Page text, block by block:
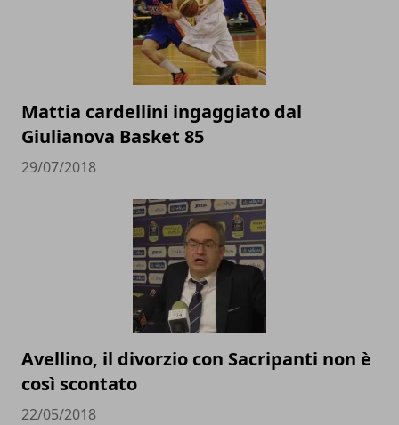
Mattia cardellini ingaggiato dal
Giulianova Basket 85
29/07/2018
Avellino, il divorzio con Sacripanti non è
così scontato
22/05/2018